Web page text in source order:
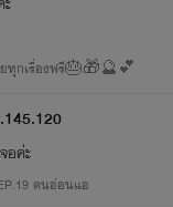
ความผิดหวัง
นคะที่ต้องลากมันมา
ยนะอีลีน่า!"
ยทุกเรื่องฟรี🎂🎁🔮💕
อค่ะ
คนอ่อนแอ